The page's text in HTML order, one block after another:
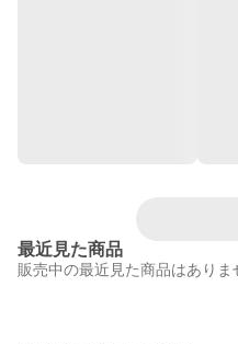
最近見た商品
販売中の最近見た商品はありま